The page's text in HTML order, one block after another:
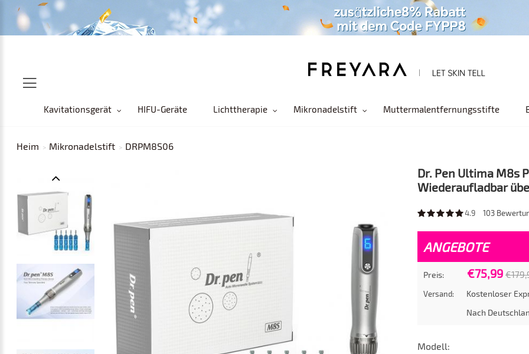
Kavitationsgerät HIFU-Geräte Lichttherapie Mikronadelstift Muttermalentfernungsstifte
Heim Mikronadelstift DRPM8S06
Dr. Pen Ultima M8s
Wiederaufladbar
4.9 103
ANGEBOTE
Preis: €75,99
Versand:
Kostenloser
Nach
Modell: